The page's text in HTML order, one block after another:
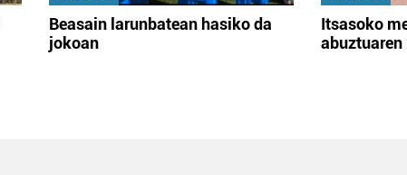
Beasain larunbatean hasiko da
jokoan
Itsasoko
abuztuaren